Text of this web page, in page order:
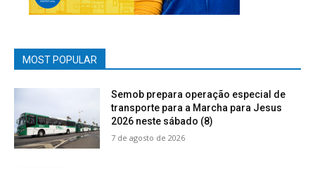
MOST POPULAR
Semob prepara operação especial de
transporte para a Marcha para Jesus
2026 neste sábado (8)
7 de agosto de 2026